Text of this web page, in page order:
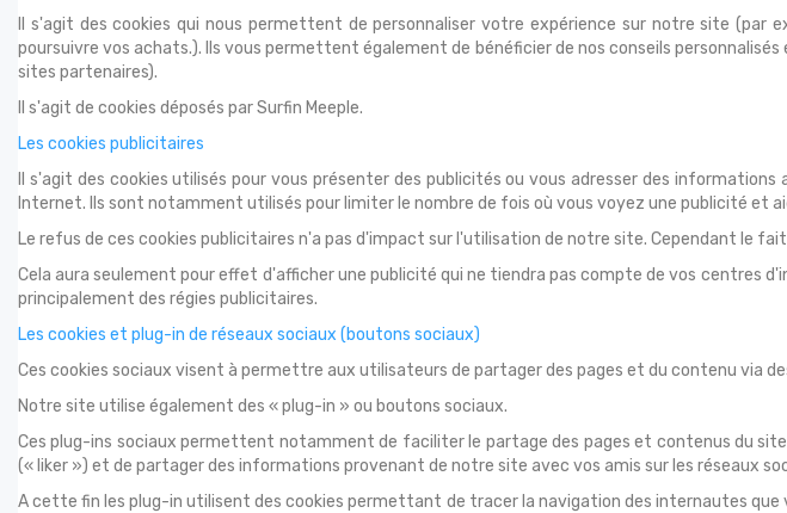
Il s'agit des cookies qui nous permettent de personnaliser votre expérience sur notre site
poursuivre vos achats.). Ils vous permettent également de bénéficier de nos conseils
sites partenaires).
Il s'agit de cookies déposés par Surfin Meeple.
Les cookies publicitaires
Il s'agit des cookies utilisés pour vous présenter des publicités ou vous adresser des
Internet. Ils sont notamment utilisés pour limiter le nombre de fois où vous voyez une publicité et
Le refus de ces cookies publicitaires n'a pas d'impact sur l'utilisation de notre site. Cependant le
Cela aura seulement pour effet d'afficher une publicité qui ne tiendra pas compte de vos centres
principalement des régies publicitaires.
Les cookies et plug-in de réseaux sociaux (boutons sociaux)
Ces cookies sociaux visent à permettre aux utilisateurs de partager des pages et du contenu via
Notre site utilise également des « plug-in » ou boutons sociaux.
Ces plug-ins sociaux permettent notamment de faciliter le partage des pages et contenus du
(« liker ») et de partager des informations provenant de notre site avec vos amis sur les réseaux
A cette fin les plug-in utilisent des cookies permettant de tracer la navigation des internautes